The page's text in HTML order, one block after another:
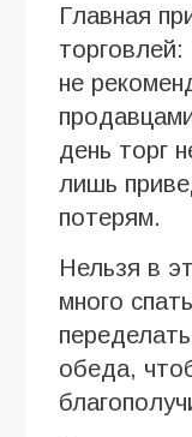
Главная
торговлей:
не
день торг
лишь
потерям.
Нельзя в
много
обеда,